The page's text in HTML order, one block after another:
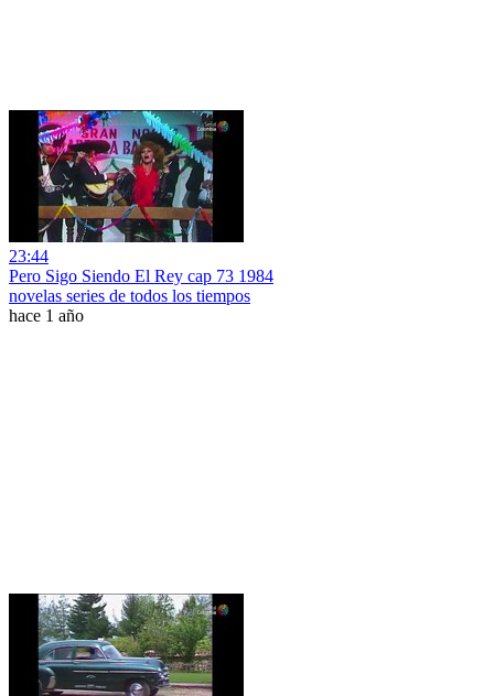
23:44
Pero Sigo Siendo El Rey cap 73 1984
novelas series de todos los tiempos
hace 1 año